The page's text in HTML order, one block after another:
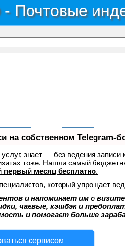
- Почтовые
на собственном Telegram-
знает — без ведения
тоже. Нашли самый
первый месяц бесплатно.
который упрощает
и напоминает им о
чаевые, кэшбэк и
и помогает больше
сервисом